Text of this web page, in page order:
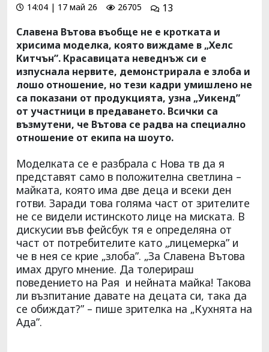
14:04 | 17 май 26 26705
13
Славена Вътова въобще не е кротката и
хрисима моделка, която виждаме в „Хелс
Китчън”. Красавицата неведнъж си е
изпуснала нервите, демонстрирала е злоба и
лошо отношение, но тези кадри умишлено не
са показани от продукцията, узна „Уикенд”
от участници в предаването. Всички са
възмутени, че Вътова се радва на специално
отношение от екипа на шоуто.
Моделката се е разбрала с Нова тв да я
представят само в положителна светлина –
майката, която има две деца и всеки ден
готви. Заради това голяма част от зрителите
не се видели истинското лице на миската. В
дискусии във фейсбук тя е определяна от
част от потребителите като „лицемерка” и
че в нея се крие „злоба”. „За Славена Вътова
имах друго мнение. Да толерираш
поведението на Рая и нейната майка! Такова
ли възпитание давате на децата си, така да
се обиждат?” – пише зрителка на „Кухнята на
Ада”.